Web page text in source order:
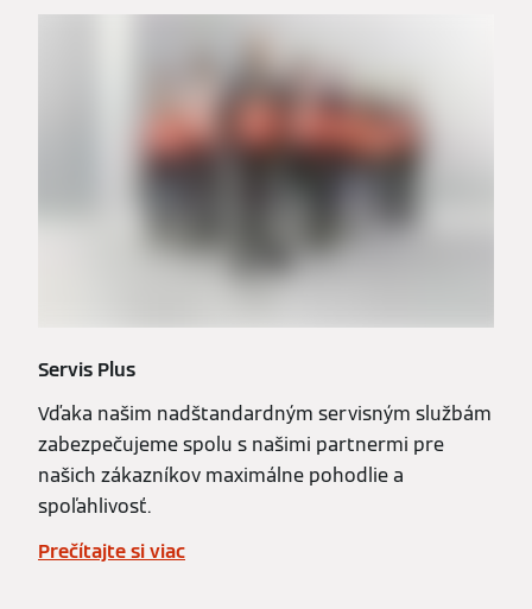
Servis Plus
Vďaka našim nadštandardným servisným službám
zabezpečujeme spolu s našimi partnermi pre
našich zákazníkov maximálne pohodlie a
spoľahlivosť.
Prečítajte si viac